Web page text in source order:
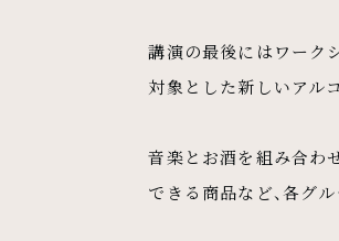
講演の最後にはワーク
対象とした新しいアル
音楽とお酒を組み合わ
できる商品など、各グ